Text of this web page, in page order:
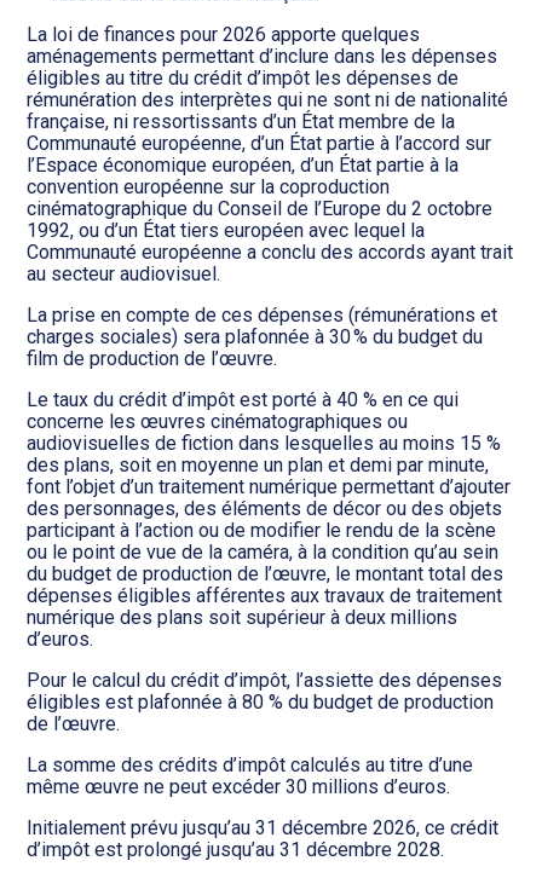
La loi de finances pour 2026 apporte quelques
aménagements permettant d’inclure dans les dépenses
éligibles au titre du crédit d’impôt les dépenses de
rémunération des interprètes qui ne sont ni de nationalité
française, ni ressortissants d’un État membre de la
Communauté européenne, d’un État partie à l’accord sur
l’Espace économique européen, d’un État partie à la
convention européenne sur la coproduction
cinématographique du Conseil de l’Europe du 2 octobre
1992, ou d’un État tiers européen avec lequel la
Communauté européenne a conclu des accords ayant trait
au secteur audiovisuel.
La prise en compte de ces dépenses (rémunérations et
charges sociales) sera plafonnée à 30 % du budget du
film de production de l’œuvre.
Le taux du crédit d’impôt est porté à 40 % en ce qui
concerne les œuvres cinématographiques ou
audiovisuelles de fiction dans lesquelles au moins 15 %
des plans, soit en moyenne un plan et demi par minute,
font l’objet d’un traitement numérique permettant d’ajouter
des personnages, des éléments de décor ou des objets
participant à l’action ou de modifier le rendu de la scène
ou le point de vue de la caméra, à la condition qu’au sein
du budget de production de l’œuvre, le montant total des
dépenses éligibles afférentes aux travaux de traitement
numérique des plans soit supérieur à deux millions
d’euros.
Pour le calcul du crédit d’impôt, l’assiette des dépenses
éligibles est plafonnée à 80 % du budget de production
de l’œuvre.
La somme des crédits d’impôt calculés au titre d’une
même œuvre ne peut excéder 30 millions d’euros.
Initialement prévu jusqu’au 31 décembre 2026, ce crédit
d’impôt est prolongé jusqu’au 31 décembre 2028.